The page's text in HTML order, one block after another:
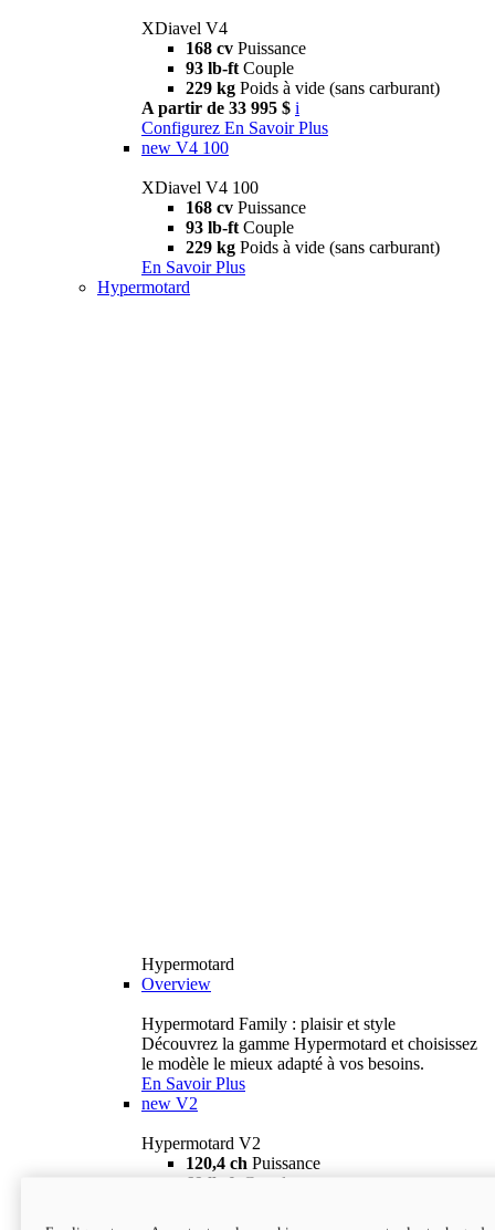
XDiavel V4
168 cv Puissance
93 lb-ft Couple
229 kg Poids à vide (sans carburant)
A partir de 33 995 $ i
Configurez En Savoir Plus
new V4 100
XDiavel V4 100
168 cv Puissance
93 lb-ft Couple
229 kg Poids à vide (sans carburant)
En Savoir Plus
Hypermotard
Hypermotard
Overview
Hypermotard Family : plaisir et style
Découvrez la gamme Hypermotard et choisissez
le modèle le mieux adapté à vos besoins.
En Savoir Plus
new V2
Hypermotard V2
120,4 ch Puissance
69 lb-ft
Couple
18 895 $